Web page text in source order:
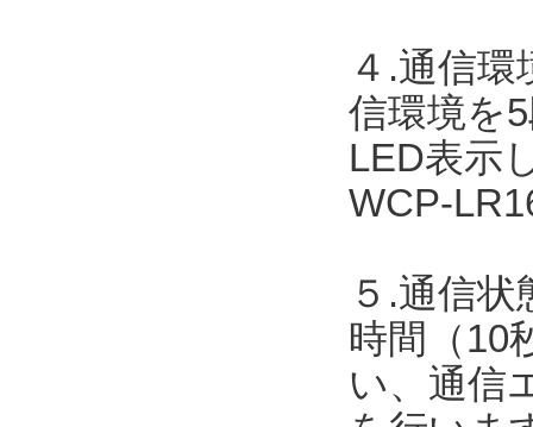
４.通信
信環境を
LED表示
WCP-
５.通信
時間（10
い、通信